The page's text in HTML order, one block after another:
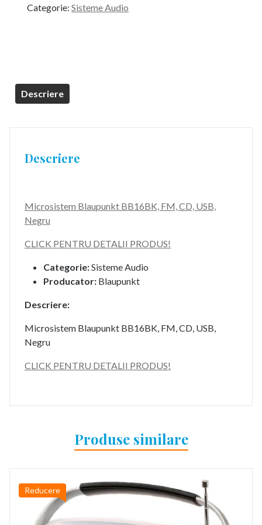
fost:
349,99 lei.
Categorie: Sisteme Audio
Descriere
Descriere
Microsistem Blaupunkt BB16BK, FM, CD, USB,
Negru
CLICK PENTRU DETALII PRODUS!
Categorie:Sisteme Audio
Producator: Blaupunkt
Descriere:
Microsistem Blaupunkt BB16BK, FM, CD, USB,
Negru
CLICK PENTRU DETALII PRODUS!
Produse similare
Reducere